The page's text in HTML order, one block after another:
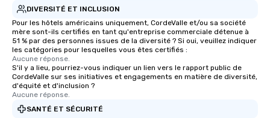
DIVERSITÉ ET INCLUSION
Pour les hôtels américains uniquement, CordeValle et/ou sa société
mère sont-ils certifiés en tant qu'entreprise commerciale détenue à
51 % par des personnes issues de la diversité ? Si oui, veuillez indiquer
les catégories pour lesquelles vous êtes certifiés :
Aucune réponse.
S'il y a lieu, pourriez-vous indiquer un lien vers le rapport public de
CordeValle sur ses initiatives et engagements en matière de diversité,
d'équité et d'inclusion ?
Aucune réponse.
SANTÉ ET SÉCURITÉ